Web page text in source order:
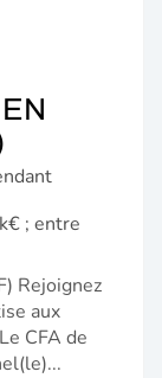
FENÊTRE)
; entre
Rejoignez
aux
CFA de